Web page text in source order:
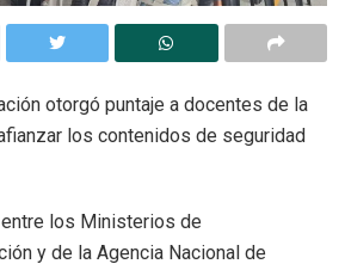
otorgó puntaje a docentes de la
los contenidos de seguridad
los Ministerios de
y de la Agencia Nacional de